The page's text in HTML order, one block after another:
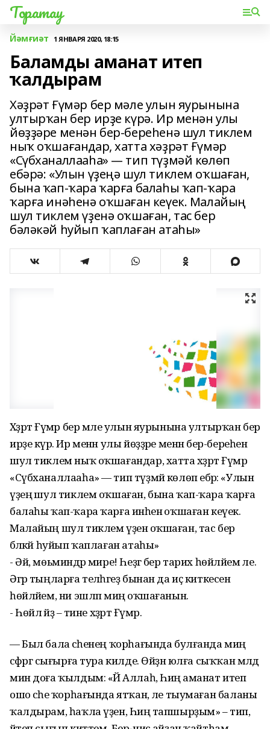
Торатау
Йәмғиәт 1 ЯНВАРЯ 2020, 18:15
Баламды аманат итеп
ҡалдырам
Хәҙрәт Ғүмәр бер мәле улын яурынына
ултырҡан бер ирҙе күрә. Ир менән улы
йөҙҙәре менән бер-береһенә шул тиклем
ныҡ оҡшағандар, хатта хәҙрәт Ғүмәр
«Сүбханаллааһа» — тип түҙмәй көлөп
ебәрә: «Улын үҙеңә шул тиклем оҡшаған,
бына ҡап-ҡара ҡарға балаһы ҡап-ҡара
ҡарға инәһенә оҡшаған кеүек. Малайың
шул тиклем үҙенә оҡшаған, тас бер
бәләкәй һуйып ҡаплаған атаһы»
Хәҙрәт Ғүмәр бер мәле улын яурынына ултырҡан бер
ирҙе күрә. Ир менән улы йөҙҙәре менән бер-береһенә
шул тиклем ныҡ оҡшағандар, хатта хәҙрәт Ғүмәр
«Сүбханаллааһа» — тип түҙмәй көлөп ебәрә: «Улын
үҙеңә шул тиклем оҡшаған, бына ҡап-ҡара ҡарға
балаһы ҡап-ҡара ҡарға инәһенә оҡшаған кеүек.
Малайың шул тиклем үҙенә оҡшаған, тас бер
бәләкәй һуйып ҡаплаған атаһы»
- Әй, мөьминдәр әмире! Һеҙгә бер тарих һөйләйем әле.
Әгәр тыңларға теләһәгеҙ бынан да иҫ киткесен
һөйләйем, ни эшләп миңә оҡшағанын.
- Һөйлә әйҙә – тине хәҙрәт Ғүмәр.
— Был бала әсәһенең ҡорһағында булғанда миңә
сәфәргә сығырға тура килде. Өйҙән юлға сыҡҡан мәлдә
мин доға ҡылдым: «Йә Аллаһ, Һиңә аманат итеп
ошо әсәһе ҡорһағында ятҡан, әле тыумаған баланы
ҡалдырам, һаҡла үҙен, Һиңә тапшырҙым» – тип,